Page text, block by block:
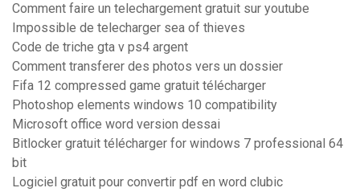
Comment faire un telechargement gratuit sur youtube
Impossible de telecharger sea of thieves
Code de triche gta v ps4 argent
Comment transferer des photos vers un dossier
Fifa 12 compressed game gratuit télécharger
Photoshop elements windows 10 compatibility
Microsoft office word version dessai
Bitlocker gratuit télécharger for windows 7 professional 64
bit
Logiciel gratuit pour convertir pdf en word clubic